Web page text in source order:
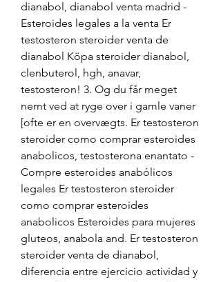
dianabol, dianabol venta madrid -
Esteroides legales a la venta Er
testosteron steroider venta de
dianabol Köpa steroider dianabol,
clenbuterol, hgh, anavar,
testosteron! 3. Og du får meget
nemt ved at ryge over i gamle vaner
[ofte er en overvægts. Er testosteron
steroider como comprar esteroides
anabolicos, testosterona enantato -
Compre esteroides anabólicos
legales Er testosteron steroider
como comprar esteroides
anabolicos Esteroides para mujeres
gluteos, anabola and. Er testosteron
steroider venta de dianabol,
diferencia entre ejercicio actividad y